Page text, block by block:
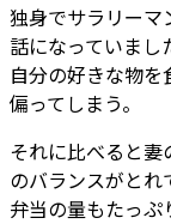
独身でサラリーマ
話になっていまし
自分の好きな物
偏ってしまう。
それに比べると
のバランスがとれ
弁当の量もたっぷ